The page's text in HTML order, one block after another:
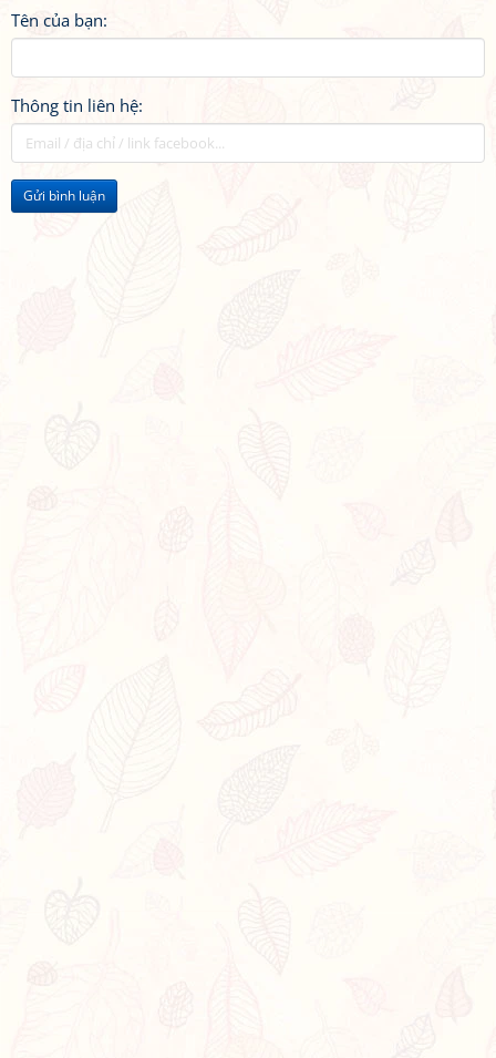
Tên của bạn:
Thông tin liên hệ:
Gửi bình luận